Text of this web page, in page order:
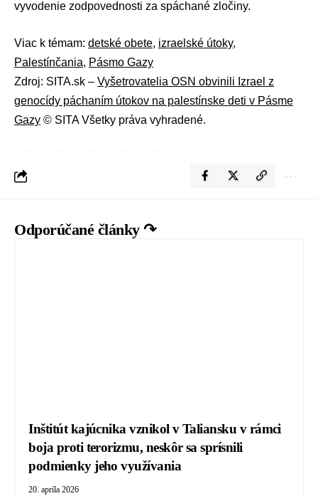
vyvodenie zodpovednosti za spáchané zločiny.
Viac k témam: detské obete, izraelské útoky,
Palestínčania, Pásmo Gazy
Zdroj: SITA.sk – Vyšetrovatelia OSN obvinili Izrael z
genocídy páchaním útokov na palestínske deti v Pásme
Gazy © SITA Všetky práva vyhradené.
Odporúčané články ↷
Inštitút kajúcnika vznikol v Taliansku v rámci
boja proti terorizmu, neskôr sa sprísnili
podmienky jeho využívania
20. apríla 2026